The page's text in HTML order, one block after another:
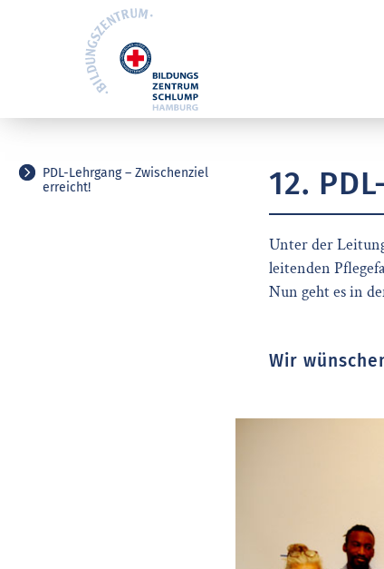
PDL-Lehrgang – Zwischenziel
erreicht!
12.
Unter der
leitenden
Nun geht es in
Wir